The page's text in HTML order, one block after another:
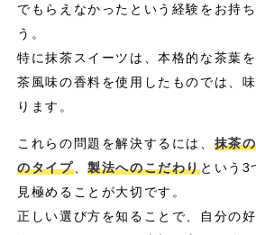
でもらえなかったという経験をお持
う。
特に抹茶スイーツは、本格的な茶葉
茶風味の香料を使用したものでは、
ります。
これらの問題を解決するには、 抹茶
のタイプ、製法へのこだわりという3
見極めることが大切です。
正しい選び方を知ることで、自分の